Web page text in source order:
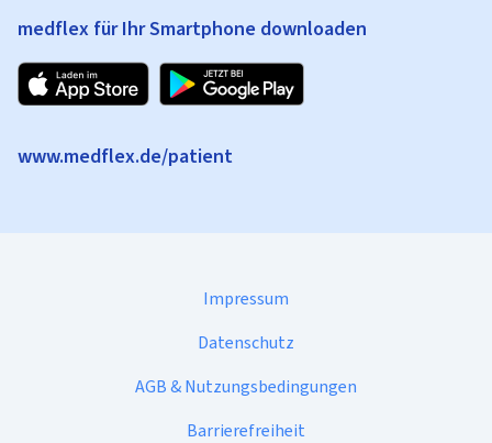
medflex für Ihr Smartphone downloaden
www.medflex.de/patient
Impressum
Datenschutz
AGB & Nutzungsbedingungen
Barrierefreiheit